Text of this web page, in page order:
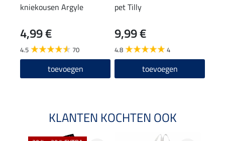
kniekousen Argyle
4,99 €
4.5 70
toevoegen
pet Tilly
9,99 €
4.8 4
toevoegen
KLANTEN KOCHTEN OOK